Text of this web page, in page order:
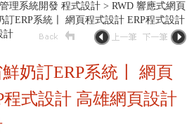
理系統開發 程式設計 > RWD 響應式網頁
訂ERP系統〡 網頁程式設計 ERP程式設計
計
奶訂ERP系統〡 網頁
程式設計 高雄網頁設計